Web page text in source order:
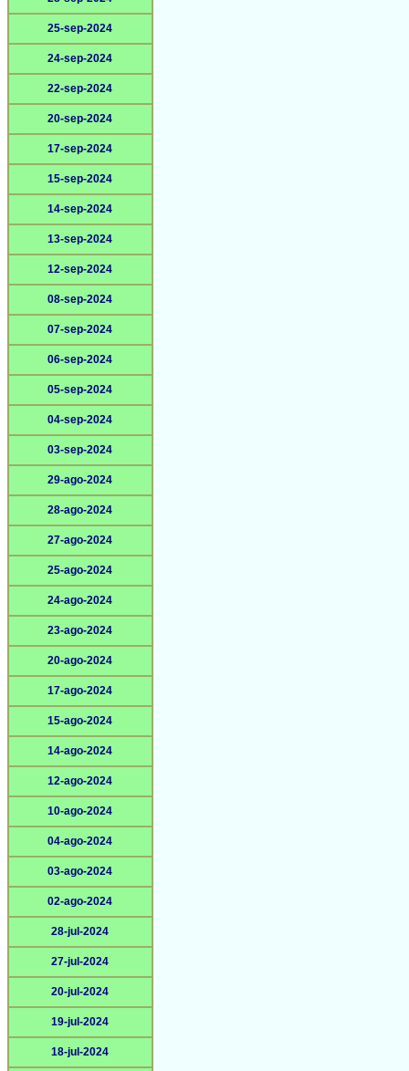
25-sep-2024
24-sep-2024
22-sep-2024
20-sep-2024
17-sep-2024
15-sep-2024
14-sep-2024
13-sep-2024
12-sep-2024
08-sep-2024
07-sep-2024
06-sep-2024
05-sep-2024
04-sep-2024
03-sep-2024
29-ago-2024
28-ago-2024
27-ago-2024
25-ago-2024
24-ago-2024
23-ago-2024
20-ago-2024
17-ago-2024
15-ago-2024
14-ago-2024
12-ago-2024
10-ago-2024
04-ago-2024
03-ago-2024
02-ago-2024
28-jul-2024
27-jul-2024
20-jul-2024
19-jul-2024
18-jul-2024